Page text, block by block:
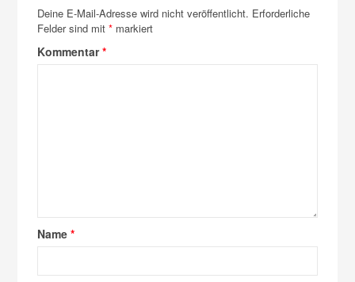
Deine E-Mail-Adresse wird nicht veröffentlicht. Erforderliche
Felder sind mit* markiert
Kommentar*
Name*